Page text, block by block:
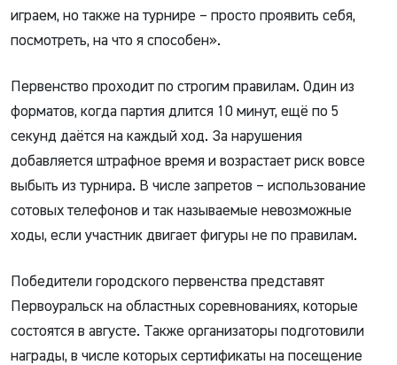
играем, но также на турнире – просто проявить себя,
посмотреть, на что я способен».
Первенство проходит по строгим правилам. Один из
форматов, когда партия длится 10 минут, ещё по 5
секунд даётся на каждый ход. За нарушения
добавляется штрафное время и возрастает риск вовсе
выбыть из турнира. В числе запретов – использование
сотовых телефонов и так называемые невозможные
ходы, если участник двигает фигуры не по правилам.
Победители городского первенства представят
Первоуральск на областных соревнованиях, которые
состоятся в августе. Также организаторы подготовили
награды, в числе которых сертификаты на посещение